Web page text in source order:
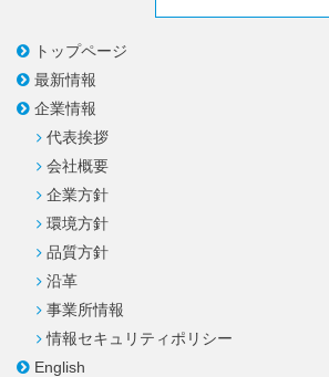
トップページ
最新情報
企業情報
代表挨拶
会社概要
企業方針
環境方針
品質方針
沿革
事業所情報
情報セキュリティ ポリシー
English